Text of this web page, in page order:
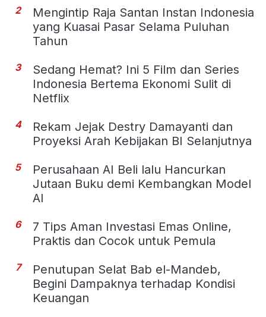
2
Mengintip Raja Santan Instan Indonesia
yang Kuasai Pasar Selama Puluhan
Tahun
3
Sedang Hemat? Ini 5 Film dan Series
Indonesia Bertema Ekonomi Sulit di
Netflix
4
Rekam Jejak Destry Damayanti dan
Proyeksi Arah Kebijakan BI Selanjutnya
5
Perusahaan AI Beli lalu Hancurkan
Jutaan Buku demi Kembangkan Model
AI
6
7 Tips Aman Investasi Emas Online,
Praktis dan Cocok untuk Pemula
7
Penutupan Selat Bab el-Mandeb,
Begini Dampaknya terhadap Kondisi
Keuangan